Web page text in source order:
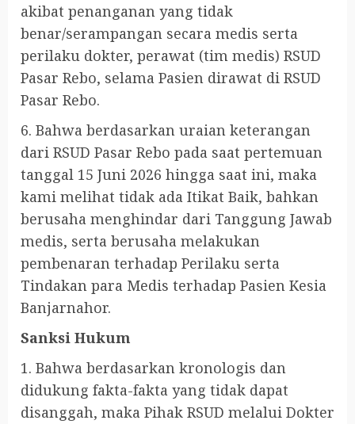
akibat penanganan yang tidak
benar/serampangan secara medis serta
perilaku dokter, perawat (tim medis) RSUD
Pasar Rebo, selama Pasien dirawat di RSUD
Pasar Rebo.
6. Bahwa berdasarkan uraian keterangan
dari RSUD Pasar Rebo pada saat pertemuan
tanggal 15 Juni 2026 hingga saat ini, maka
kami melihat tidak ada Itikat Baik, bahkan
berusaha menghindar dari Tanggung Jawab
medis, serta berusaha melakukan
pembenaran terhadap Perilaku serta
Tindakan para Medis terhadap Pasien Kesia
Banjarnahor.
Sanksi Hukum
1. Bahwa berdasarkan kronologis dan
didukung fakta-fakta yang tidak dapat
disanggah, maka Pihak RSUD melalui Dokter